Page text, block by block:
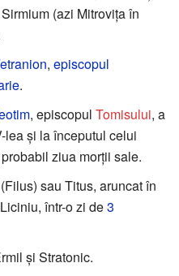
(azi Mitrovița în
, episcopul
.
, episcopul Tomisului, a
lea și la începutul celui
ziua morții sale.
sau Titus, aruncat în
într-o zi de3
și Stratonic.